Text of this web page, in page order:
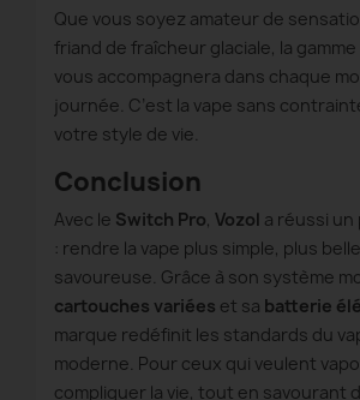
Que vous soyez amateur de
friand de fraîcheur glaciale, la gamme
vous accompagnera dans chaque
journée. C’est la vape sans
votre style de vie.
Conclusion
Avec le Switch Pro, Vozol a réussi un
: rendre la vape plus simple, plus
savoureuse. Grâce à son système
cartouches variées et sa batterie
marque redéfinit les standards du
moderne. Pour ceux qui veulent
compliquer la vie, tout en savourant